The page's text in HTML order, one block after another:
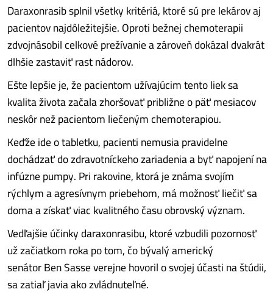
Daraxonrasib splnil všetky kritériá, ktoré sú pre lekárov aj
pacientov najdôležitejšie. Oproti bežnej chemoterapii
zdvojnásobil celkové prežívanie a zároveň dokázal dvakrát
dlhšie zastaviť rast nádorov.
Ešte lepšie je, že pacientom užívajúcim tento liek sa
kvalita života začala zhoršovať približne o päť mesiacov
neskôr než pacientom liečeným chemoterapiou.
Keďže ide o tabletku, pacienti nemusia pravidelne
dochádzať do zdravotníckeho zariadenia a byť napojení na
infúzne pumpy. Pri rakovine, ktorá je známa svojím
rýchlym a agresívnym priebehom, má možnosť liečiť sa
doma a získať viac kvalitného času obrovský význam.
Vedľajšie účinky daraxonrasibu, ktoré vzbudili pozornosť
už začiatkom roka po tom, čo bývalý americký
senátor Ben Sasse verejne hovoril o svojej účasti na štúdii,
sa zatiaľ javia ako zvládnuteľné.